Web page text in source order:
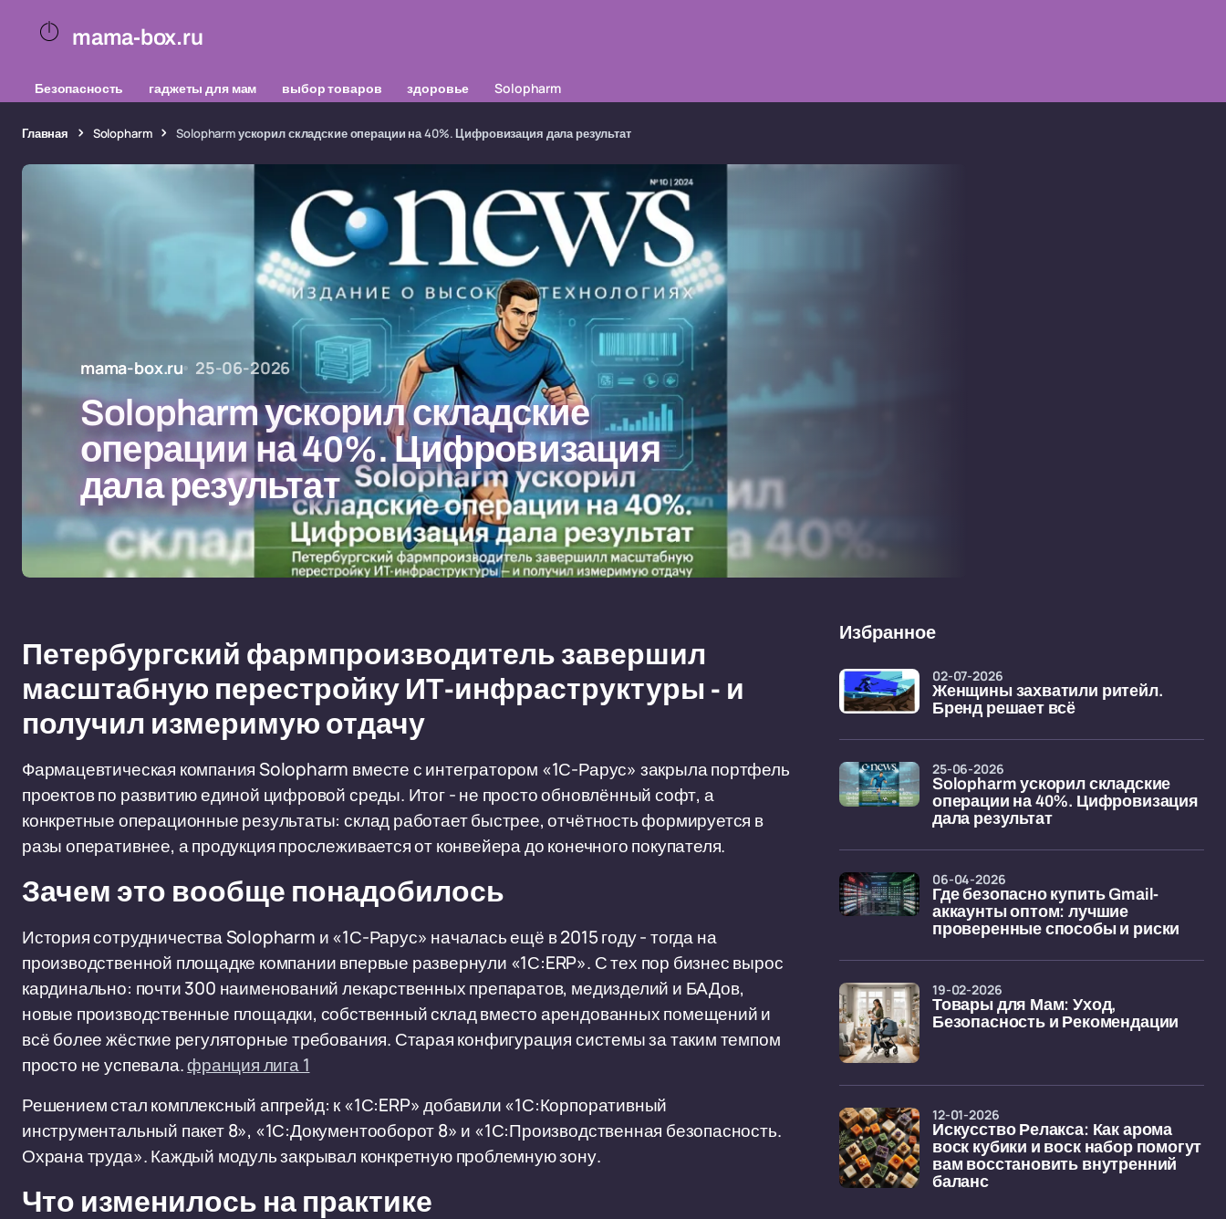
mama-box.ru
Безопасность гаджеты для мам выбор товаров здоровье Solopharm
Главная Solopharm Solopharm ускорил складские операции на 40%. Цифровизация дала результат
mama-box.ru 25-06-2026
Solopharm ускорил складские
операции на 40%. Цифровизация
дала результат
Петербургский фармпроизводитель завершил
масштабную перестройку ИТ-инфраструктуры - и
получил измеримую отдачу
Фармацевтическая компания Solopharm вместе с интегратором «1С-Рарус» закрыла портфель
проектов по развитию единой цифровой среды. Итог - не просто обновлённый софт, а
конкретные операционные результаты: склад работает быстрее, отчётность формируется в
разы оперативнее, а продукция прослеживается от конвейера до конечного покупателя.
Зачем это вообще понадобилось
История сотрудничества Solopharm и «1С-Рарус» началась ещё в 2015 году - тогда на
производственной площадке компании впервые развернули «1С:ERP». С тех пор бизнес вырос
кардинально: почти 300 наименований лекарственных препаратов, медизделий и БАДов,
новые производственные площадки, собственный склад вместо арендованных помещений и
всё более жёсткие регуляторные требования. Старая конфигурация системы за таким темпом
просто не успевала.франция лига 1
Решением стал комплексный апгрейд: к «1С:ERP» добавили «1С:Корпоративный
инструментальный пакет 8», «1С:Документооборот 8» и «1С:Производственная безопасность.
Охрана труда». Каждый модуль закрывал конкретную проблемную зону.
Что изменилось на практике
Избранное
Женщины захватили ритейл.
Бренд решает всё
02-07-2026
Solopharm ускорил складские
операции на 40%. Цифровизация
дала результат
25-06-2026
Где безопасно купить Gmail-
аккаунты оптом: лучшие
проверенные способы и риски
06-04-2026
Товары для Мам: Уход,
Безопасность и Рекомендации
19-02-2026
Искусство Релакса: Как арома
воск кубики и воск набор помогут
вам восстановить внутренний
баланс
12-01-2026